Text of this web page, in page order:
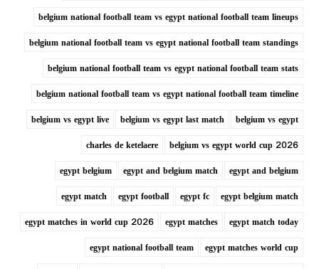
belgium national football team vs egypt national football team lineups
belgium national football team vs egypt national football team standings
belgium national football team vs egypt national football team stats
belgium national football team vs egypt national football team timeline
belgium vs egypt
belgium vs egypt last match
belgium vs egypt live
belgium vs egypt world cup 2026
charles de ketelaere
egypt and belgium
egypt and belgium match
egypt belgium
egypt belgium match
egypt fc
egypt football
egypt match
egypt match today
egypt matches
egypt matches in world cup 2026
egypt matches world cup
egypt national football team